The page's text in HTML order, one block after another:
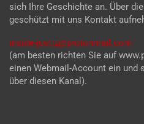
sich Ihre Geschichte an. Über
geschützt mit uns Kontakt
inside-justiz@protonmail.com
(am besten richten Sie auf
einen Webmail-Account ein und
über diesen Kanal).